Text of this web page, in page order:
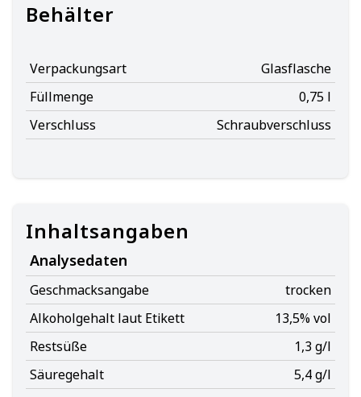
Behälter
Verpackungsart
Glasflasche
Füllmenge
0,75 l
Verschluss
Schraubverschluss
Inhaltsangaben
Analysedaten
Geschmacksangabe
trocken
Alkoholgehalt laut Etikett
13,5% vol
Restsüße
1,3 g/l
Säuregehalt
5,4 g/l